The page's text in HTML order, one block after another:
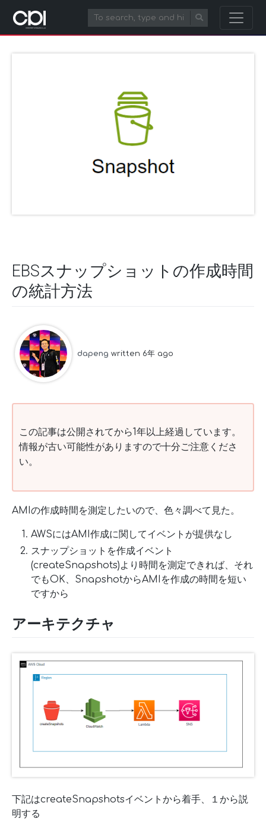
EBSスナップショットの作成時間
の統計方法
dapeng written 6年 ago
この記事は公開されてから1年以上経過しています。
情報が古い可能性がありますので十分ご注意くださ
い。
AMIの作成時間を測定したいので、色々調べて見た。
AWSにはAMI作成に関してイベントが提供なし
スナップショットを作成イベント
(createSnapshots)より時間を測定できれば、それ
でもOK、SnapshotからAMIを作成の時間を短い
ですから
アーキテクチャ
下記はcreateSnapshotsイベントから着手、１から説
明する